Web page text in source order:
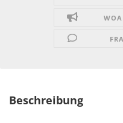
Beschreibung